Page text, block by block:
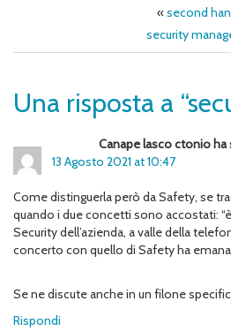
«second
security
Una risposta a
Canape lasco ctonio ha
13 Agosto 2021 at 10:47
Come distinguerla però da Safety, se
quando i due concetti sono accostati:
Security dell’azienda, a valle della
concerto con quello di Safety ha
Se ne discute anche in un filone
Rispondi